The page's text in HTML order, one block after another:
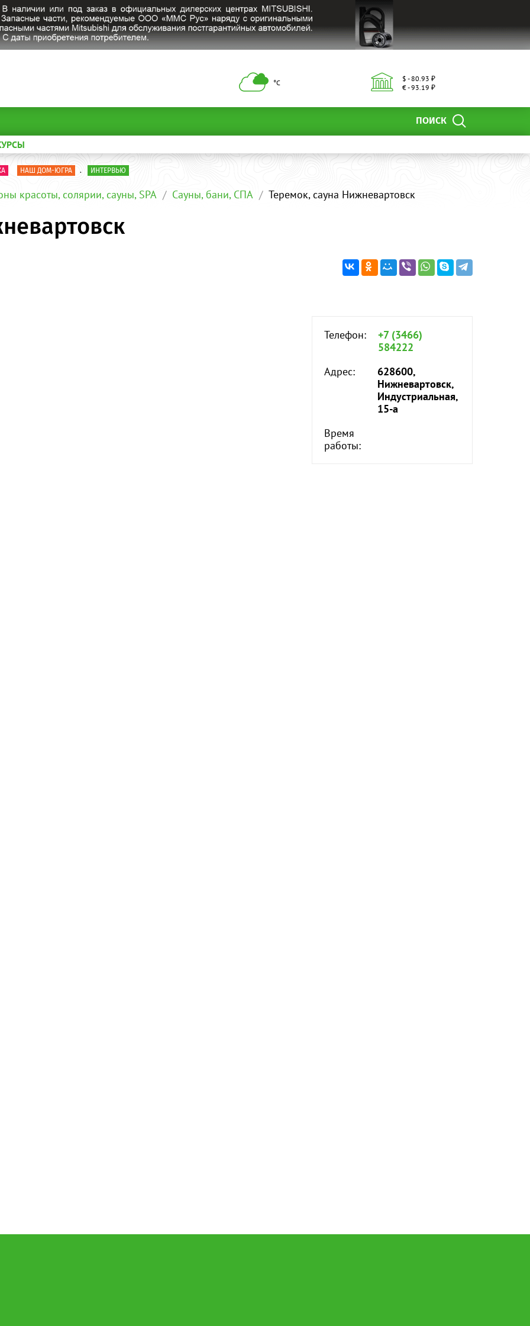
°С
$ - 80.93 ₽
€ - 93.19 ₽
ПОИСК
НАШ ДОМ-ЮГРА . ИНТЕРВЬЮ
красоты, солярии, сауны, SPA Сауны, бани, СПА Теремок, сауна Нижневартовск
Телефон:
+7 (3466)
584222
Адрес:
628600,
Нижневартовск,
Индустриальная,
15-а
Время
работы: